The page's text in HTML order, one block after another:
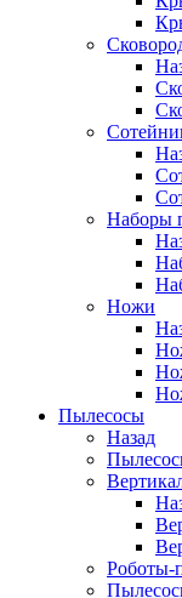
Наборы
Ножи
Пылесосы
Назад
Роботы-